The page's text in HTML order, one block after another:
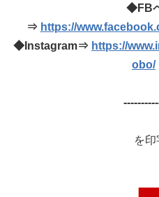
◆FB
⇒ https://
◆Instagram⇒ https://
obo/
を印